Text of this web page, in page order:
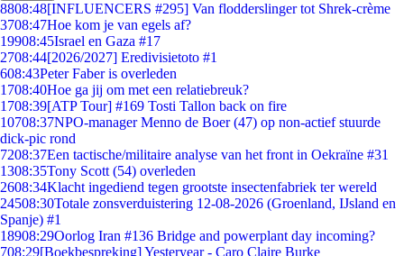
8808:48[INFLUENCERS #295] Van flodderslinger tot Shrek-crème
3708:47Hoe kom je van egels af?
19908:45Israel en Gaza #17
2708:44[2026/2027] Eredivisietoto #1
608:43Peter Faber is overleden
1708:40Hoe ga jij om met een relatiebreuk?
1708:39[ATP Tour] #169 Tosti Tallon back on fire
10708:37NPO-manager Menno de Boer (47) op non-actief stuurde
dick-pic rond
7208:37Een tactische/militaire analyse van het front in Oekraïne #31
1308:35Tony Scott (54) overleden
2608:34Klacht ingediend tegen grootste insectenfabriek ter wereld
24508:30Totale zonsverduistering 12-08-2026 (Groenland, IJsland en
Spanje) #1
18908:29Oorlog Iran #136 Bridge and powerplant day incoming?
708:29[Boekbespreking] Yesteryear - Caro Claire Burke